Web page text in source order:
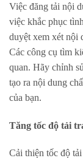
Việc đăng tải nội
việc khắc phục
duyệt xem xét nội
Các công cụ tìm
quan. Hãy chỉnh
tạo ra nội dung
của bạn.
Tăng tốc độ tải
Cải thiện tốc độ